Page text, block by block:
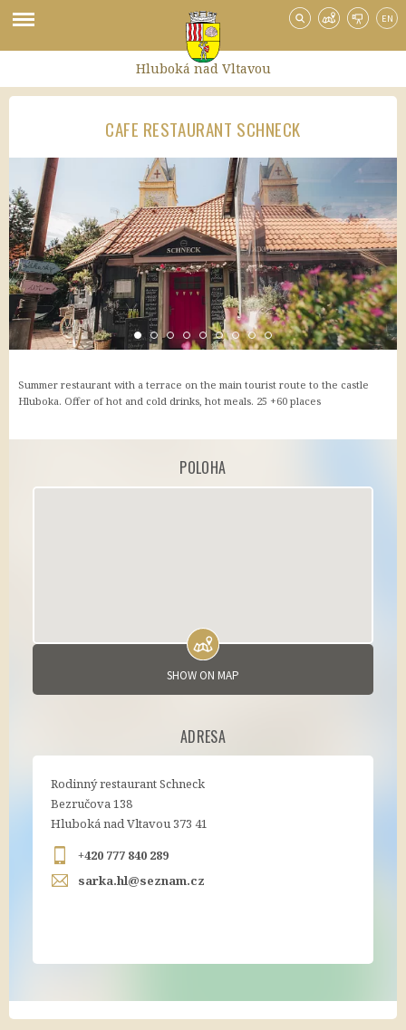
EN
Hluboká nad Vltavou
Booking
Trivago
TripAdvisor
Hotely.cz
HotelyPenziony.cz
Doprava po Hluboké
Půjčovna sportovního vybavení
Půjčovna kol
Doprava na Hlubokou
Letiště Planá
CBsystem
CAFE RESTAURANT SCHNECK
Summer restaurant with a terrace on the main tourist route to the castle
Hluboka. Offer of hot and cold drinks, hot meals. 25 +60 places
POLOHA
SHOW ON MAP
ADRESA
Rodinný restaurant Schneck
Bezručova 138
Hluboká nad Vltavou 373 41
+420 777 840 289
sarka.hl@seznam.cz